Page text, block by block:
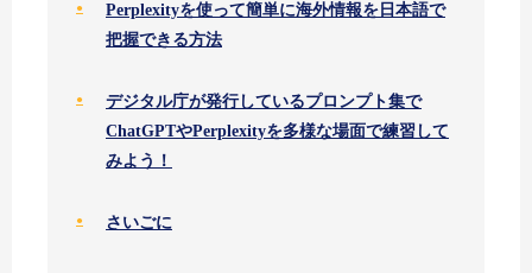
Perplexityを使って簡単に海外情報を日本語で
把握できる方法
デジタル庁が発行しているプロンプト集で
ChatGPTやPerplexityを多様な場面で練習して
みよう！
さいごに